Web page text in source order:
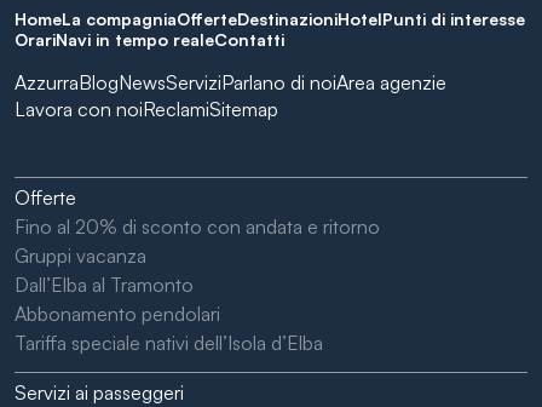
HomeLa compagniaOfferteDestinazioniHotelPunti di interesse
OrariNavi in tempo realeContatti
AzzurraBlogNewsServiziParlano di noiArea agenzie
Lavora con noiReclamiSitemap
Offerte
Fino al 20% di sconto con andata e ritorno
Gruppi vacanza
Dall’Elba al Tramonto
Abbonamento pendolari
Tariffa speciale nativi dell’Isola d’Elba
Servizi ai passeggeri